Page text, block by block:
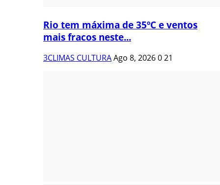
Rio tem máxima de 35ºC e ventos
mais fracos neste...
3CLIMAS CULTURAAgo 8, 2026021